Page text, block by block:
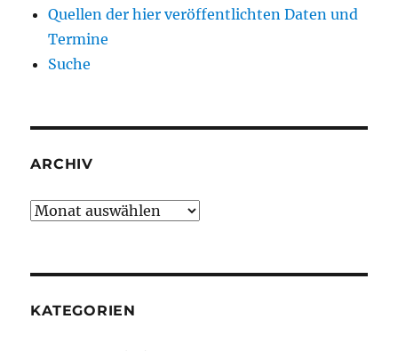
Quellen der hier veröffentlichten Daten und
Termine
Suche
ARCHIV
Archiv
KATEGORIEN